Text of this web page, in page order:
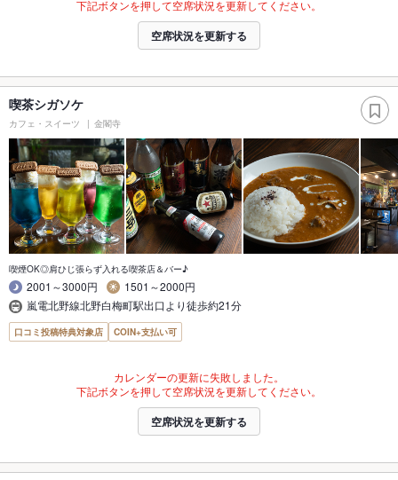
下記ボタンを押して空席状況を更新してください。
空席状況を更新する
喫茶シガソケ
カフェ・スイーツ 金閣寺
喫煙OK◎肩ひじ張らず入れる喫茶店＆バー♪
2001～3000円
1501～2000円
嵐電北野線北野白梅町駅出口より徒歩約21分
口コミ投稿特典対象店 COIN+支払い可
カレンダーの更新に失敗しました。
下記ボタンを押して空席状況を更新してください。
空席状況を更新する